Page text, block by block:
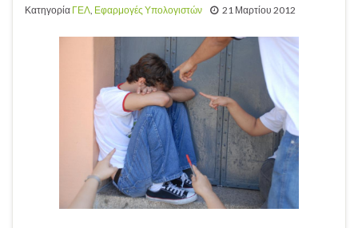
Κατηγορία ΓΕΛ, Εφαρμογές Υπολογιστών 21 Μαρτίου 2012